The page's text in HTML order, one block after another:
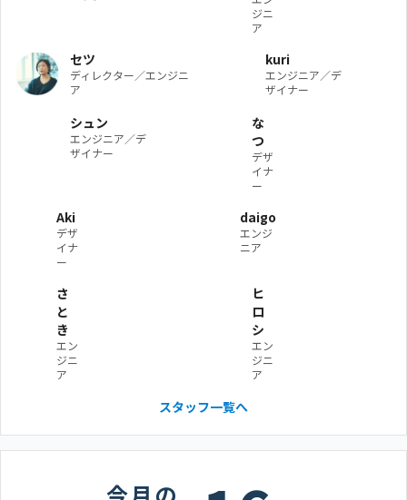
ジニ
ア
セツ
ディレクター／エンジニ
ア
kuri
エンジニア／デ
ザイナー
シュン
エンジニア／デ
ザイナー
な
つ
デザ
イナ
ー
Aki
デザ
イナ
ー
daigo
エンジ
ニア
さ
と
き
エン
ジニ
ア
ヒ
ロ
シ
エン
ジニ
ア
スタッフ一覧へ